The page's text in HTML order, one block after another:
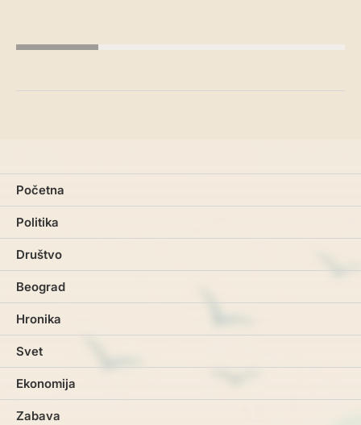
Početna
Politika
Društvo
Beograd
Hronika
Svet
Ekonomija
Zabava